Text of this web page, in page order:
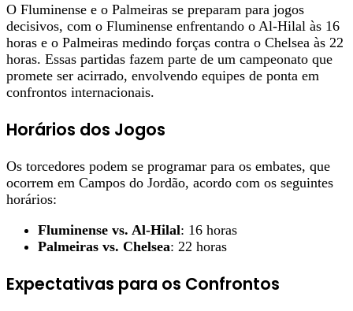
O Fluminense e o Palmeiras se preparam para jogos
decisivos, com o Fluminense enfrentando o Al-Hilal às 16
horas e o Palmeiras medindo forças contra o Chelsea às 22
horas. Essas partidas fazem parte de um campeonato que
promete ser acirrado, envolvendo equipes de ponta em
confrontos internacionais.
Horários dos Jogos
Os torcedores podem se programar para os embates, que
ocorrem em Campos do Jordão, acordo com os seguintes
horários:
Fluminense vs. Al-Hilal: 16 horas
Palmeiras vs. Chelsea: 22 horas
Expectativas para os Confrontos